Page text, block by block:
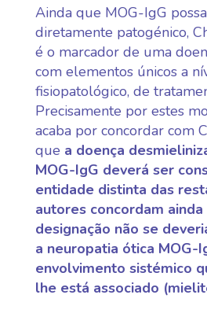
Ainda que MOG-IgG
diretamente patogénico,
é o marcador de uma
com elementos únicos a
fisiopatológico, de
Precisamente por estes
acaba por concordar com
que a doença
MOG-IgG deverá ser
entidade distinta das
autores concordam ainda
designação não se
a neuropatia ótica MOG-
envolvimento sistémico
lhe está associado